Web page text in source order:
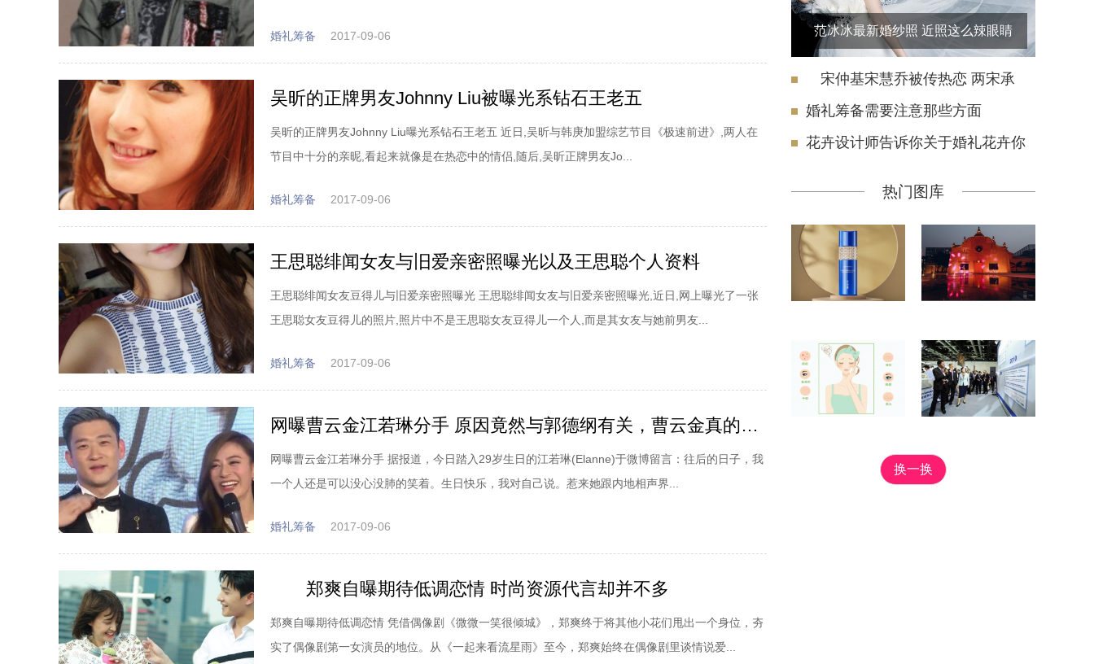
婚礼筹备 2017-09-06
吴昕的正牌男友Johnny Liu被曝光系钻石王老五
吴昕的正牌男友Johnny Liu曝光系钻石王老五 近日,吴昕与韩庚加盟综艺节目《极速前进》,两人在
节目中十分的亲昵,看起来就像是在热恋中的情侣,随后,吴昕正牌男友Jo...
婚礼筹备 2017-09-06
王思聪绯闻女友与旧爱亲密照曝光以及王思聪个人资料
王思聪绯闻女友豆得儿与旧爱亲密照曝光 王思聪绯闻女友与旧爱亲密照曝光,近日,网上曝光了一张
王思聪女友豆得儿的照片,照片中不是王思聪女友豆得儿一个人,而是其女友与她前男友...
婚礼筹备 2017-09-06
网曝曹云金江若琳分手 原因竟然与郭德纲有关，曹云金真的亏大了!
网曝曹云金江若琳分手 据报道，今日踏入29岁生日的江若琳(Elanne)于微博留言：往后的日子，我
一个人还是可以没心没肺的笑着。生日快乐，我对自己说。惹来她跟内地相声界...
婚礼筹备 2017-09-06
郑爽自曝期待低调恋情 时尚资源代言却并不多
郑爽自曝期待低调恋情 凭借偶像剧《微微一笑很倾城》，郑爽终于将其他小花们甩出一个身位，夯
实了偶像剧第一女演员的地位。从《一起来看流星雨》至今，郑爽始终在偶像剧里谈情说爱...
范冰冰最新婚纱照 近照这么辣眼睛
宋仲基宋慧乔被传热恋 两宋承
婚礼筹备需要注意那些方面
花卉设计师告诉你关于婚礼花卉你
热门图库
换一换